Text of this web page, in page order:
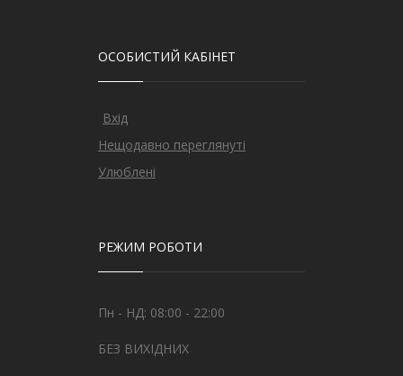
ОСОБИСТИЙ КАБІНЕТ
Вхід
Нещодавно переглянуті
Улюблені
РЕЖИМ РОБОТИ
Пн - НД: 08:00 - 22:00
БЕЗ ВИХІДНИХ